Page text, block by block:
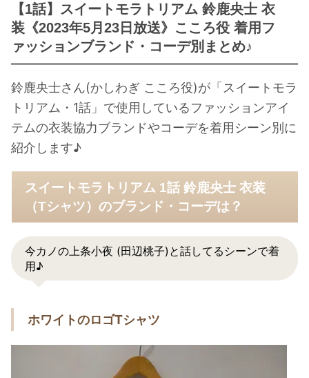
【1話】スイートモラトリアム 鈴鹿央士 衣
装《2023年5月23日放送》こころ役 着用フ
ァッションブランド・コーデ別まとめ♪
鈴鹿央士さん(かしわぎ こころ役)が「スイートモラ
トリアム・1話」で使用しているファッションアイ
テムの衣装協力ブランドやコーデを着用シーン別に
紹介します♪
スイートモラトリアム 1話 鈴鹿央士 衣装
（Tシャツ）のブランド・コーデは？
今カノの上条小夜 (田辺桃子)と話してるシーンで着
用♪
ホワイトのロゴTシャツ